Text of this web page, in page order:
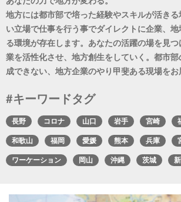
地方には都市部で培った経験やスキルが活き
い立場で仕事を行う事でダイレクトに企業、
る環境が存在します。あなたの活躍の場を見
業を活性化させ、地方創生をしていく。都市
成できない、地方企業のやり甲斐ある現場をお
#キーワードタグ
長野 コロナ 山口 岩手 宮崎
和歌山 福岡 愛媛 熊本 兵庫
ワーケーション 岡山 沖縄 茨城